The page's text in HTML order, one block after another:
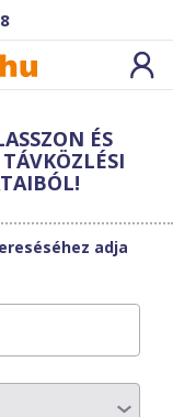
Office 250
ÉS
adja